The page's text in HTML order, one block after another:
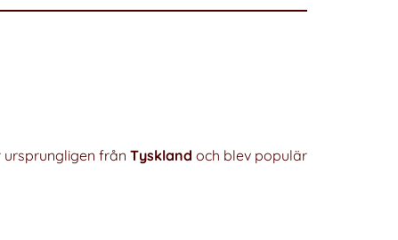
ursprungligen från Tyskland och blev populär